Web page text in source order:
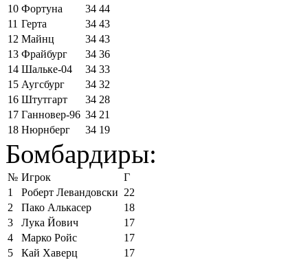
10 Фортуна 34 44
11 Герта 34 43
12 Майнц 34 43
13 Фрайбург 34 36
14 Шальке-04 34 33
15 Аугсбург 34 32
16 Штутгарт 34 28
17 Ганновер-96 34 21
18 Нюрнберг 34 19
Бомбардиры:
№ Игрок
Г
1
Роберт Левандовски 22
2
Пако Алькасер
18
3
Лука Йович
17
4
Марко Ройс
17
5
Кай Хаверц
17